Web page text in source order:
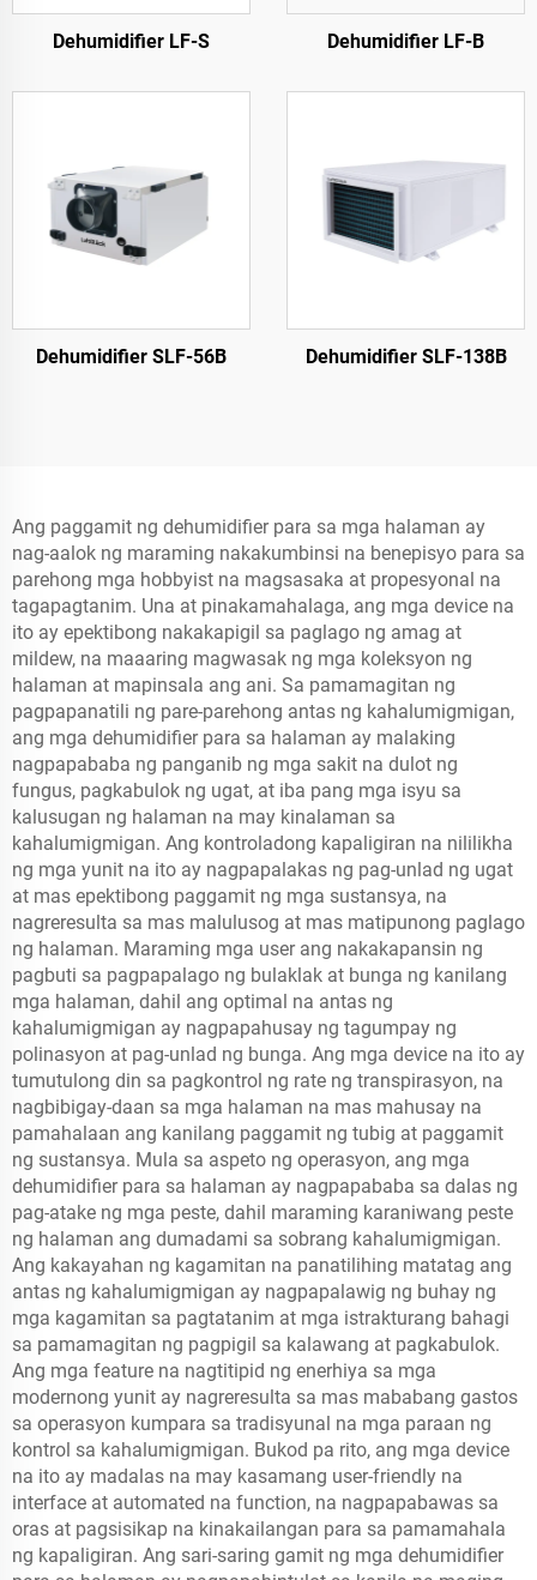
Dehumidifier LF-S Dehumidifier LF-B
Dehumidifier SLF-56B Dehumidifier SLF-138B
Ang paggamit ng dehumidifier para sa mga halaman ay
nag-aalok ng maraming nakakumbinsi na benepisyo para sa
parehong mga hobbyist na magsasaka at propesyonal na
tagapagtanim. Una at pinakamahalaga, ang mga device na
ito ay epektibong nakakapigil sa paglago ng amag at
mildew, na maaaring magwasak ng mga koleksyon ng
halaman at mapinsala ang ani. Sa pamamagitan ng
pagpapanatili ng pare-parehong antas ng kahalumigmigan,
ang mga dehumidifier para sa halaman ay malaking
nagpapababa ng panganib ng mga sakit na dulot ng
fungus, pagkabulok ng ugat, at iba pang mga isyu sa
kalusugan ng halaman na may kinalaman sa
kahalumigmigan. Ang kontroladong kapaligiran na nililikha
ng mga yunit na ito ay nagpapalakas ng pag-unlad ng ugat
at mas epektibong paggamit ng mga sustansya, na
nagreresulta sa mas malulusog at mas matipunong paglago
ng halaman. Maraming mga user ang nakakapansin ng
pagbuti sa pagpapalago ng bulaklak at bunga ng kanilang
mga halaman, dahil ang optimal na antas ng
kahalumigmigan ay nagpapahusay ng tagumpay ng
polinasyon at pag-unlad ng bunga. Ang mga device na ito ay
tumutulong din sa pagkontrol ng rate ng transpirasyon, na
nagbibigay-daan sa mga halaman na mas mahusay na
pamahalaan ang kanilang paggamit ng tubig at paggamit
ng sustansya. Mula sa aspeto ng operasyon, ang mga
dehumidifier para sa halaman ay nagpapababa sa dalas ng
pag-atake ng mga peste, dahil maraming karaniwang peste
ng halaman ang dumadami sa sobrang kahalumigmigan.
Ang kakayahan ng kagamitan na panatilihing matatag ang
antas ng kahalumigmigan ay nagpapalawig ng buhay ng
mga kagamitan sa pagtatanim at mga istrakturang bahagi
sa pamamagitan ng pagpigil sa kalawang at pagkabulok.
Ang mga feature na nagtitipid ng enerhiya sa mga
modernong yunit ay nagreresulta sa mas mababang gastos
sa operasyon kumpara sa tradisyunal na mga paraan ng
kontrol sa kahalumigmigan. Bukod pa rito, ang mga device
na ito ay madalas na may kasamang user-friendly na
interface at automated na function, na nagpapabawas sa
oras at pagsisikap na kinakailangan para sa pamamahala
ng kapaligiran. Ang sari-saring gamit ng mga dehumidifier